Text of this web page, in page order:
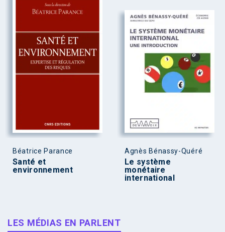
Béatrice Parance
Santé et
environnement
Agnès Bénassy-Quéré
Le système
monétaire
international
LES MÉDIAS EN PARLENT